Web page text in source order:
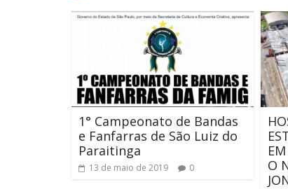
1° Campeonato de Bandas
e Fanfarras de São Luiz do
Paraitinga
13 de maio de 2019 0
O